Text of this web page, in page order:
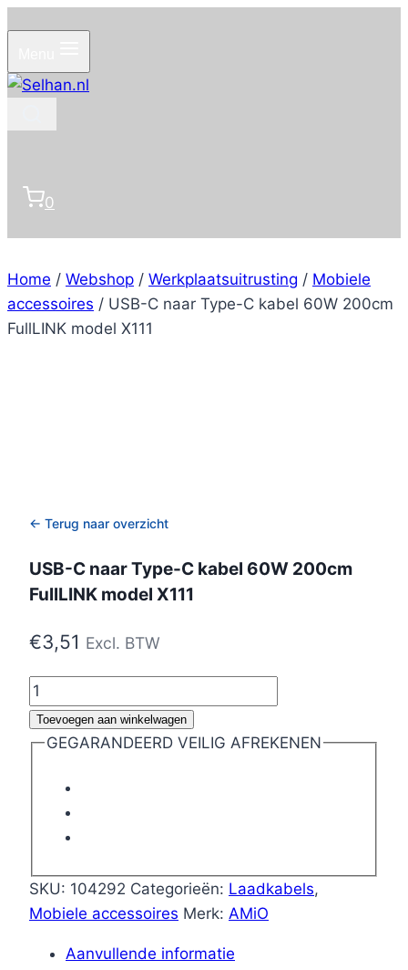
inhoud
0
Home / Webshop / Werkplaatsuitrusting / Mobiele
accessoires / USB-C naar Type-C kabel 60W 200cm
FullLINK model X111
← Terug naar overzicht
USB-C naar Type-C kabel 60W 200cm
FullLINK model X111
€3,51 Excl. BTW
USB-
C
naar
kabel
FullLINK
model
aantal
Toevoegen aan winkelwagen
GEGARANDEERD VEILIG AFREKENEN
SKU: 104292 Categorieën: Laadkabels,
Mobiele accessoires Merk: AMiO
Aanvullende informatie